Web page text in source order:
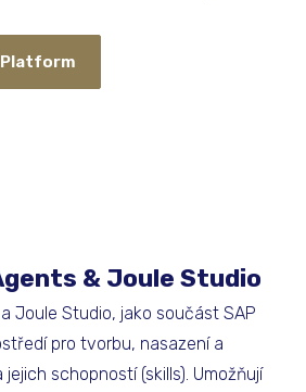
& Joule Studio
Joule Studio, jako součást SAP
pro tvorbu, nasazení a
schopností (skills). Umožňují